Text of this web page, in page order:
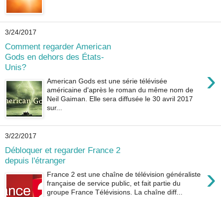
3/24/2017
Comment regarder American
Gods en dehors des États-
Unis?
›
American Gods est une série télévisée
américaine d'après le roman du même nom de
Neil Gaiman. Elle sera diffusée le 30 avril 2017
sur...
3/22/2017
Débloquer et regarder France 2
depuis l'étranger
›
France 2 est une chaîne de télévision généraliste
française de service public, et fait partie du
groupe France Télévisions. La chaîne diff...